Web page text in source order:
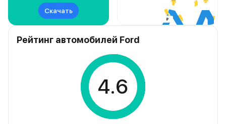
Скачать
Рейтинг автомобилей Ford
4.6